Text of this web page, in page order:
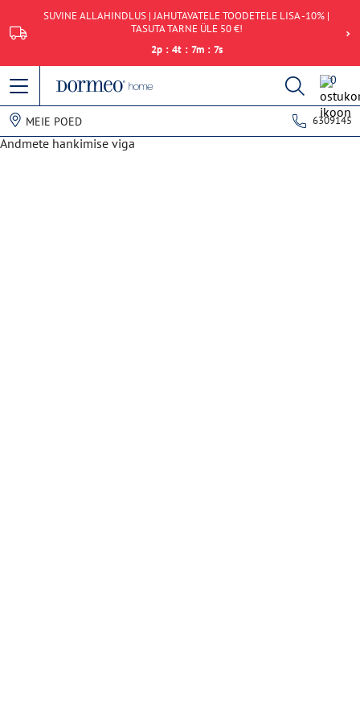
SUVINE ALLAHINDLUS | JAHUTAVATELE TOODETELE LISA -10% |
TASUTA TARNE ÜLE 50 €!
2p : 4t : 7m : 7s
0
MEIE POED 6309145
Andmete hankimise viga